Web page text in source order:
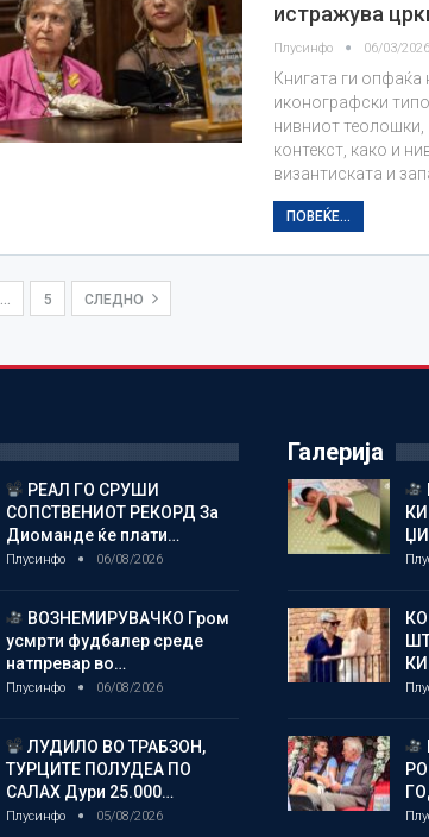
истражува
Плусинфо 06/03/2026
Книгата ги опфаќа
иконографски
нивниот теолошки,
контекст, како и
византиската и
ПОВЕЌЕ...
… 5 СЛЕДНО
РЕАЛ ГО СРУШИ
СОПСТВЕНИОТ РЕКОРД За
Диоманде ќе плати…
Плусинфо 06/08/2026
ВОЗНЕМИРУВАЧКО Гром
усмрти фудбалер среде
натпревар во…
Плусинфо 06/08/2026
ЛУДИЛО ВО ТРАБЗОН,
ТУРЦИТЕ ПОЛУДЕА ПО
САЛАХ Дури 25.000…
Плусинфо 05/08/2026
Галерија